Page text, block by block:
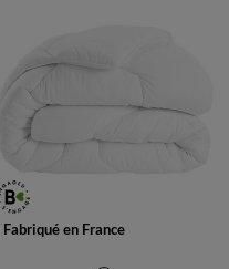
Fabriqué en France